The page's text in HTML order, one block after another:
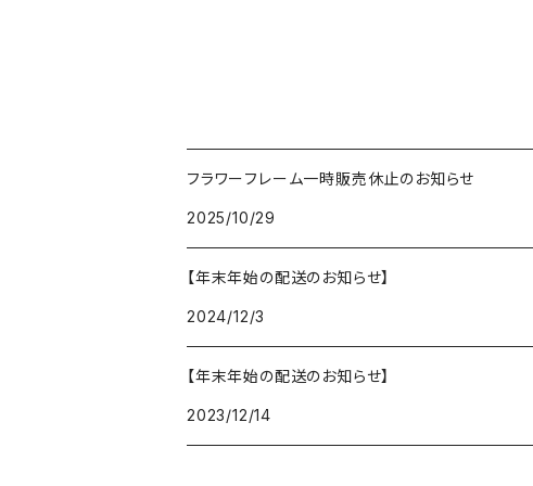
フラワーフレーム一時販売休止のお知らせ
2025/10/29
【年末年始の配送のお知らせ】
2024/12/3
【年末年始の配送のお知らせ】
2023/12/14